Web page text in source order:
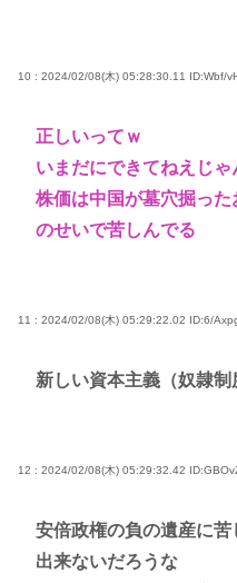
10 : 2024/02/08(木) 05:28:30.11 ID:Wbf/
正しいってｗ
いまだにできてねえじゃ
株価は中国が墓穴掘っ
のせいで苦しんでる
11 : 2024/02/08(木) 05:29:22.02 ID:6/
新しい資本主義（奴隷制
12 : 2024/02/08(木) 05:29:32.42
安倍政権の負の遺産に
出来ないだろうな